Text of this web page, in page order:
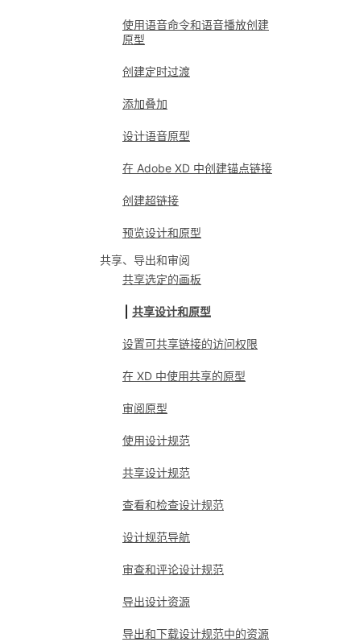
使用语音命令和语音播放创建
原型
创建定时过渡
添加叠加
设计语音原型
在 Adobe XD 中创建锚点链接
创建超链接
预览设计和原型
共享、导出和审阅
共享选定的画板
共享设计和原型
设置可共享链接的访问权限
在 XD 中使用共享的原型
审阅原型
使用设计规范
共享设计规范
查看和检查设计规范
设计规范导航
审查和评论设计规范
导出设计资源
导出和下载设计规范中的资源